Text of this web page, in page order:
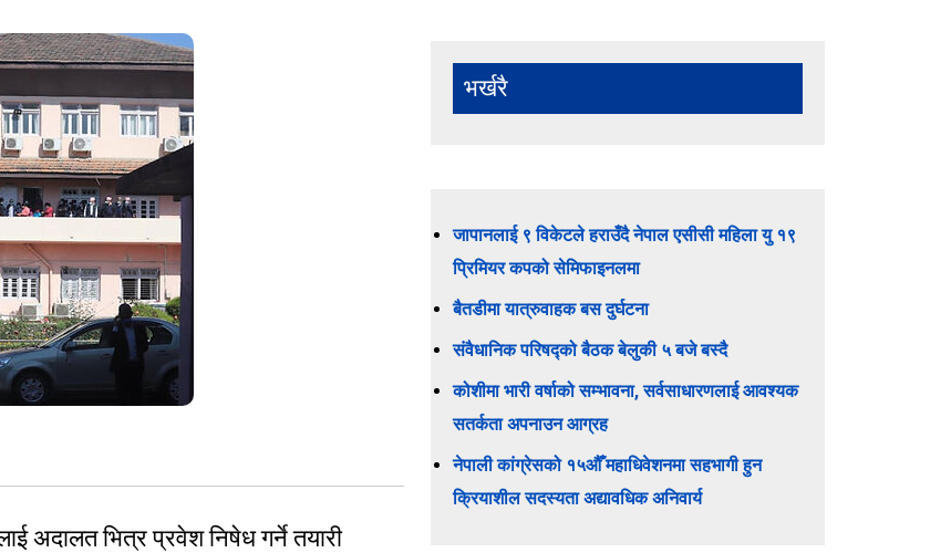
अदालत भित्र प्रवेश निषेध गर्ने तयारी
भर्खरै
जापानलाई ९ विकेटले हराउँदै नेपाल एसीसी महिला यु १९
प्रिमियर कपको सेमिफाइनलमा
बैतडीमा यात्रुवाहक बस दुर्घटना
संवैधानिक परिषद्को बैठक बेलुकी ५ बजे बस्दै
कोशीमा भारी वर्षाको सम्भावना, सर्वसाधारणलाई आवश्यक
सतर्कता अपनाउन आग्रह
नेपाली कांग्रेसको १५औँ महाधिवेशनमा सहभागी हुन
क्रियाशील सदस्यता अद्यावधिक अनिवार्य